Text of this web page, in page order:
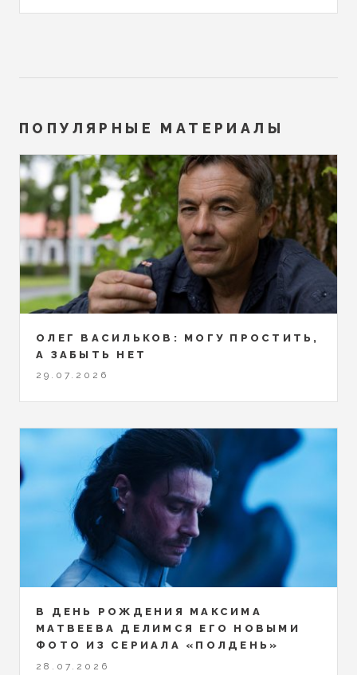
ПОПУЛЯРНЫЕ МАТЕРИАЛЫ
ОЛЕГ ВАСИЛЬКОВ: МОГУ ПРОСТИТЬ,
А ЗАБЫТЬ НЕТ
29.07.2026
В ДЕНЬ РОЖДЕНИЯ МАКСИМА
МАТВЕЕВА ДЕЛИМСЯ ЕГО НОВЫМИ
ФОТО ИЗ СЕРИАЛА «ПОЛДЕНЬ»
28.07.2026